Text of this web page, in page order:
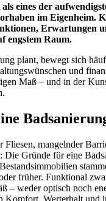
eines der
im Eigenheim.
Erwartungen
engstem Raum.
plant, bewegt sich
und
Maß – und in der
Fliesen, mangelnder
Die Gründe für eine
früher. Funktional
– weder optisch noch
Komfort, Werterhalt und